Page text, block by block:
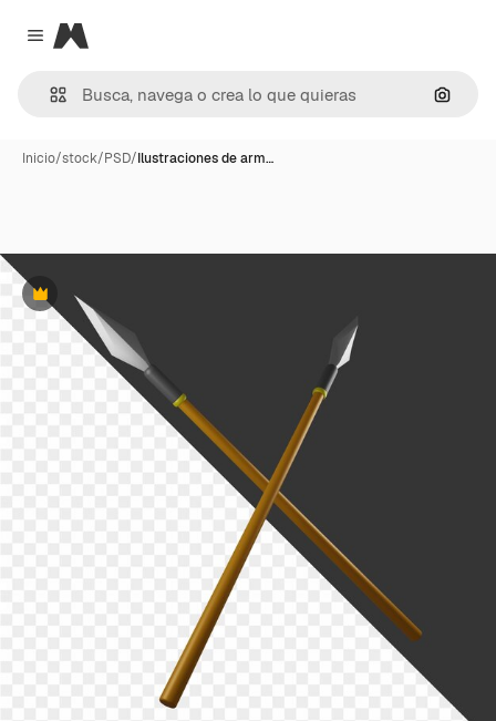
Close menu
Magnific
Inicio/stock/PSD/Ilustraciones de arm…
Premium